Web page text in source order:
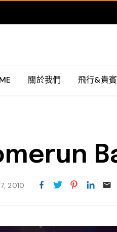
關於我們 飛行&貴
2010